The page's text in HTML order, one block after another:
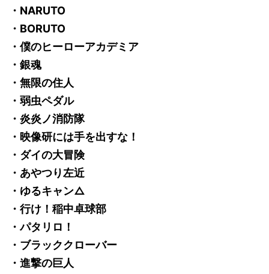
・NARUTO
・BORUTO
・僕のヒーローアカデミア
・銀魂
・無限の住人
・弱虫ペダル
・炎炎ノ消防隊
・映像研には手を出すな！
・ダイの大冒険
・あやつり左近
・ゆるキャン△
・行け！稲中卓球部
・パタリロ！
・ブラッククローバー
・進撃の巨人